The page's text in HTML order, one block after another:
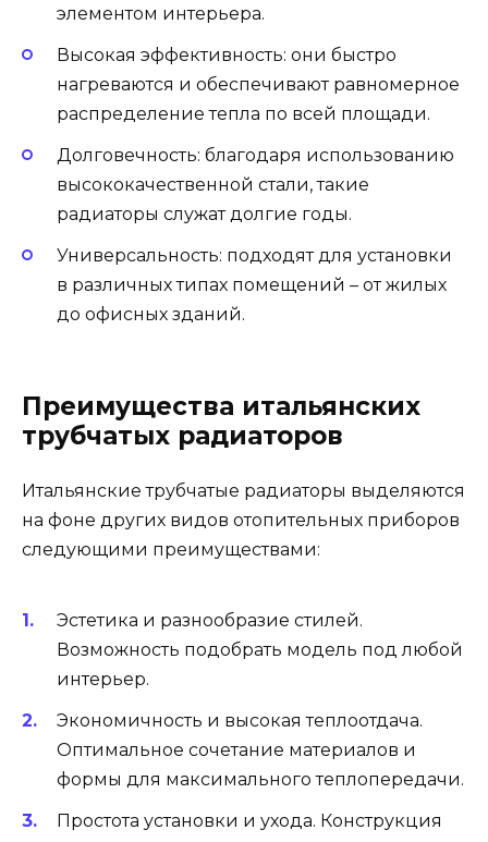
элементом интерьера.
Высокая эффективность: они быстро
нагреваются и обеспечивают равномерное
распределение тепла по всей площади.
Долговечность: благодаря использованию
высококачественной стали, такие
радиаторы служат долгие годы.
Универсальность: подходят для установки
в различных типах помещений – от жилых
до офисных зданий.
Преимущества итальянских
трубчатых радиаторов
Итальянские трубчатые радиаторы выделяются
на фоне других видов отопительных приборов
следующими преимуществами:
Эстетика и разнообразие стилей.
Возможность подобрать модель под любой
интерьер.
Экономичность и высокая теплоотдача.
Оптимальное сочетание материалов и
формы для максимального теплопередачи.
Простота установки и ухода. Конструкция